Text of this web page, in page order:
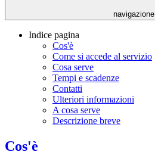
navigazione
Indice pagina
Cos'è
Come si accede al servizio
Cosa serve
Tempi e scadenze
Contatti
Ulteriori informazioni
A cosa serve
Descrizione breve
Cos'è